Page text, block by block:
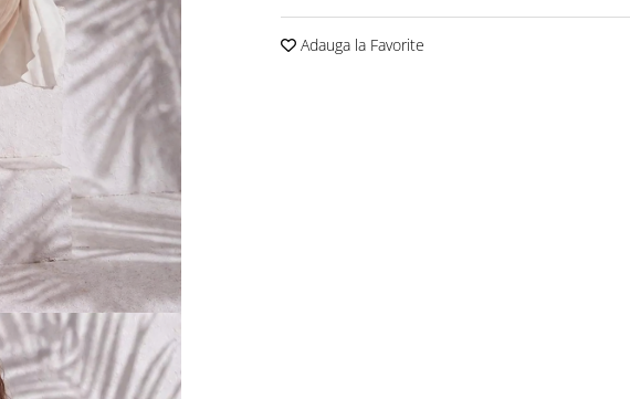
Adauga la Favorite